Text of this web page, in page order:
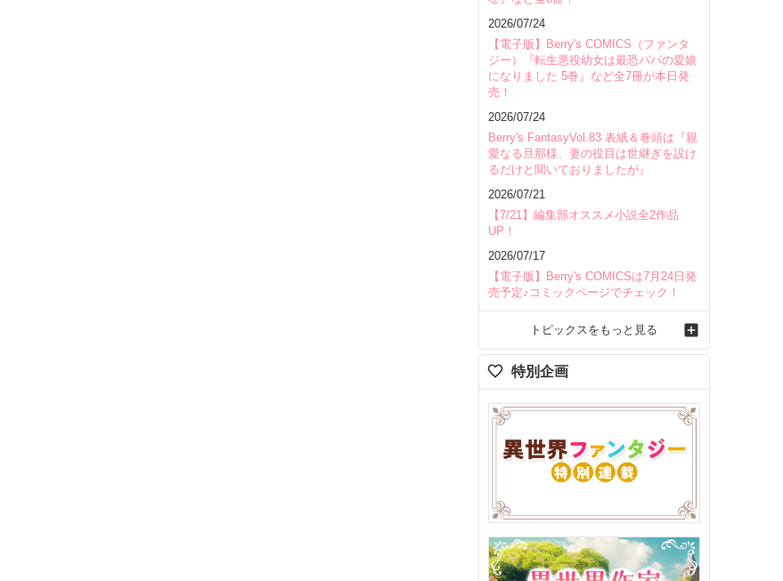
2026/07/24
【電子版】Berry's COMICS（ファンタ
ジー）『転生悪役幼女は最恐パパの愛娘
になりました 5巻』など全7冊が本日発
売！
2026/07/24
Berry's FantasyVol.83 表紙＆巻頭は『親
愛なる旦那様、妻の役目は世継ぎを設け
るだけと聞いておりましたが』
2026/07/21
【7/21】編集部オススメ小説全2作品
UP！
2026/07/17
【電子版】Berry's COMICSは7月24日発
売予定♪コミックページでチェック！
トピックスをもっと見る
特別企画